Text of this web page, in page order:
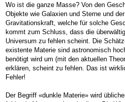
Wo ist die ganze Masse? Von den
Objekte wie Galaxien und Sterne und
Gravitationskraft, welche für solche
kommt zum Schluss, dass die
Universum zu fehlen scheint. Die
existente Materie sind astronomisch
benötigt wird um (mit den aktuellen
erklären, scheint zu fehlen. Das ist
Fehler!
Der Begriff «dunkle Materie» wird